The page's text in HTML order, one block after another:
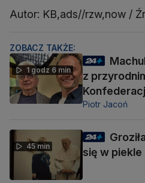
Autor: KB,ads//rzw,now /
ZOBACZ TAKŻE:
1 godz 6 min
z
Piotr Jacoń
45 min
się w piekle